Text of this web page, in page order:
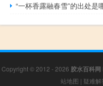
“一杯香露融春雪”的出处是
Copyright © 2012 - 2026 胶水百科网
站地图 | 疑难解